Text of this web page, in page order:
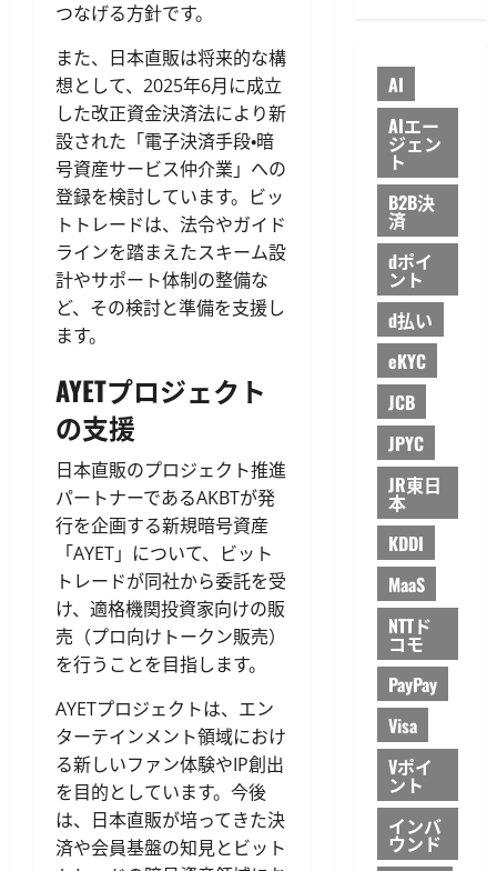
つなげる方針です。
また、日本直販は将来的な構
想として、2025年6月に成立
した改正資金決済法により新
設された「電子決済手段・暗
号資産サービス仲介業」への
登録を検討しています。ビッ
トトレードは、法令やガイド
ラインを踏まえたスキーム設
計やサポート体制の整備な
ど、その検討と準備を支援し
ます。
AYETプロジェクト
の支援
日本直販のプロジェクト推進
パートナーであるAKBTが発
行を企画する新規暗号資産
「AYET」について、ビット
トレードが同社から委託を受
け、適格機関投資家向けの販
売（プロ向けトークン販売）
を行うことを目指します。
AYETプロジェクトは、エン
ターテインメント領域におけ
る新しいファン体験やIP創出
を目的としています。今後
は、日本直販が培ってきた決
済や会員基盤の知見とビット
AI
AIエー
ジェン
ト
B2B決
済
dポイ
ント
d払い
eKYC
JCB
JPYC
JR東日
本
KDDI
MaaS
NTTド
コモ
PayPay
Visa
Vポイ
ント
インバ
ウンド